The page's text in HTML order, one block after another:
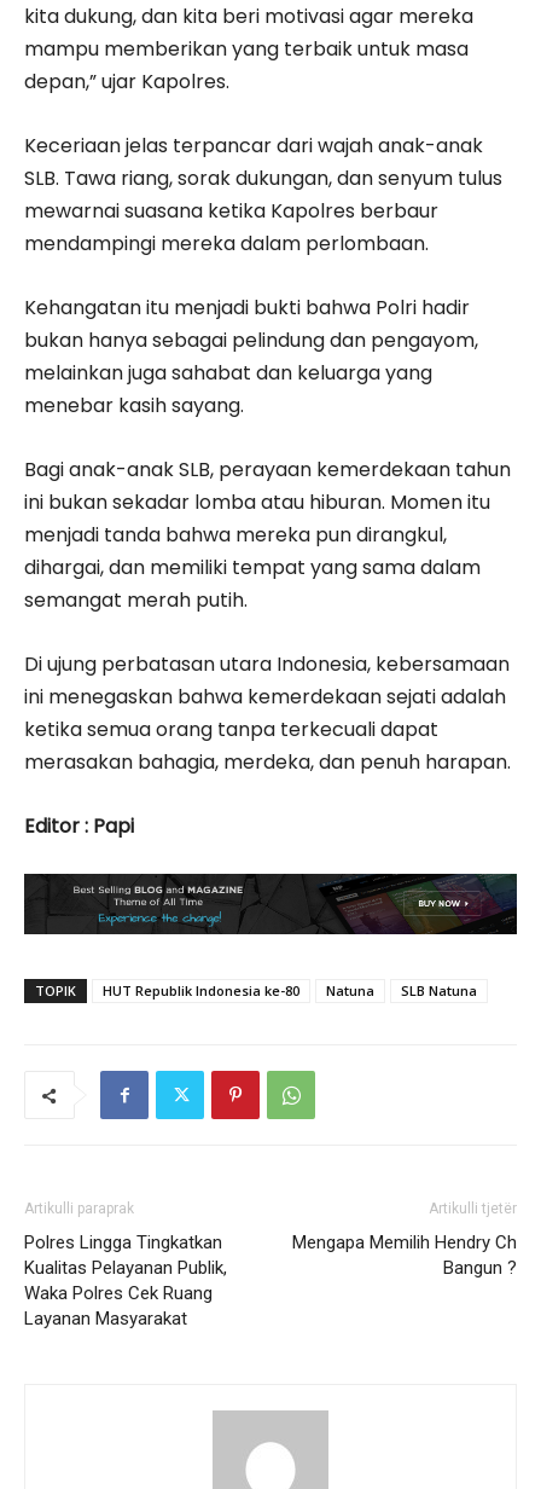
kita dukung, dan kita beri motivasi agar mereka
mampu memberikan yang terbaik untuk masa
depan,” ujar Kapolres.
Keceriaan jelas terpancar dari wajah anak-anak
SLB. Tawa riang, sorak dukungan, dan senyum tulus
mewarnai suasana ketika Kapolres berbaur
mendampingi mereka dalam perlombaan.
Kehangatan itu menjadi bukti bahwa Polri hadir
bukan hanya sebagai pelindung dan pengayom,
melainkan juga sahabat dan keluarga yang
menebar kasih sayang.
Bagi anak-anak SLB, perayaan kemerdekaan tahun
ini bukan sekadar lomba atau hiburan. Momen itu
menjadi tanda bahwa mereka pun dirangkul,
dihargai, dan memiliki tempat yang sama dalam
semangat merah putih.
Di ujung perbatasan utara Indonesia, kebersamaan
ini menegaskan bahwa kemerdekaan sejati adalah
ketika semua orang tanpa terkecuali dapat
merasakan bahagia, merdeka, dan penuh harapan.
Editor : Papi
TOPIK HUT Republik Indonesia ke-80 Natuna SLB Natuna
Artikulli paraprak
Polres Lingga Tingkatkan
Kualitas Pelayanan Publik,
Waka Polres Cek Ruang
Layanan Masyarakat
Artikulli tjetër
Mengapa Memilih Hendry Ch
Bangun ?